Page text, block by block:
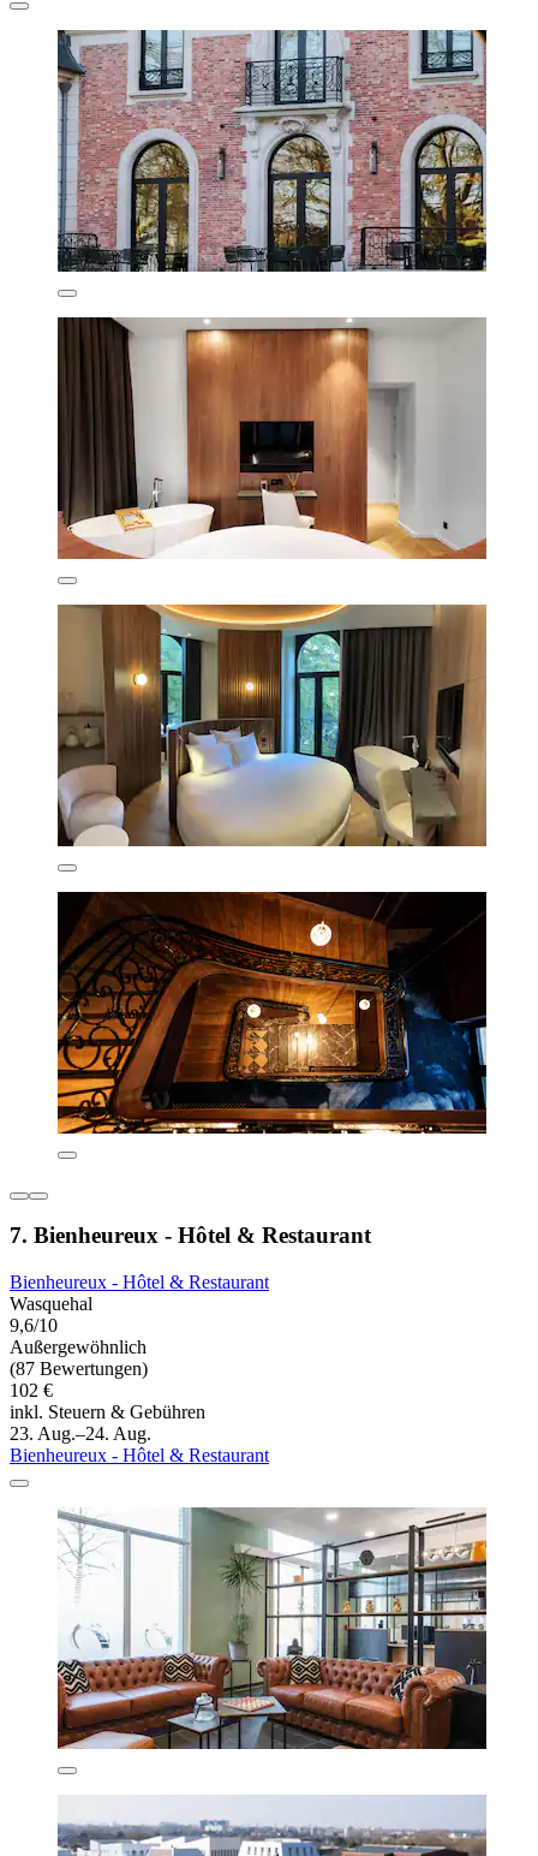
7. Bienheureux - Hôtel & Restaurant
Bienheureux - Hôtel & Restaurant
Wasquehal
9,6/10
Außergewöhnlich
(87 Bewertungen)
102 €
inkl. Steuern & Gebühren
23. Aug.–24. Aug.
Bienheureux - Hôtel & Restaurant